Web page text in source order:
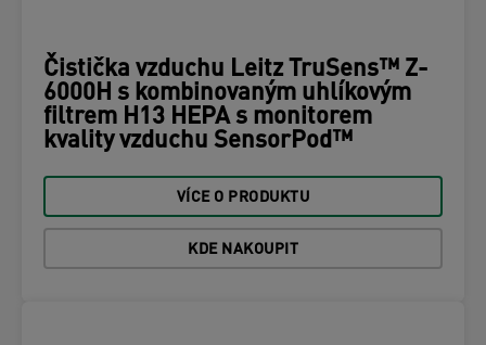
Čistička vzduchu Leitz TruSens™ Z-
6000H s kombinovaným uhlíkovým
filtrem H13 HEPA s monitorem
kvality vzduchu SensorPod™
VÍCE O PRODUKTU
KDE NAKOUPIT